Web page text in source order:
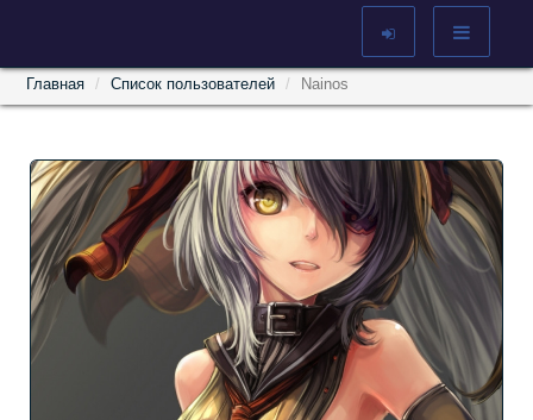
Главная Список пользователей Nainos